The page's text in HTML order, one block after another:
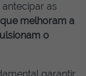
as
melhoram a
o